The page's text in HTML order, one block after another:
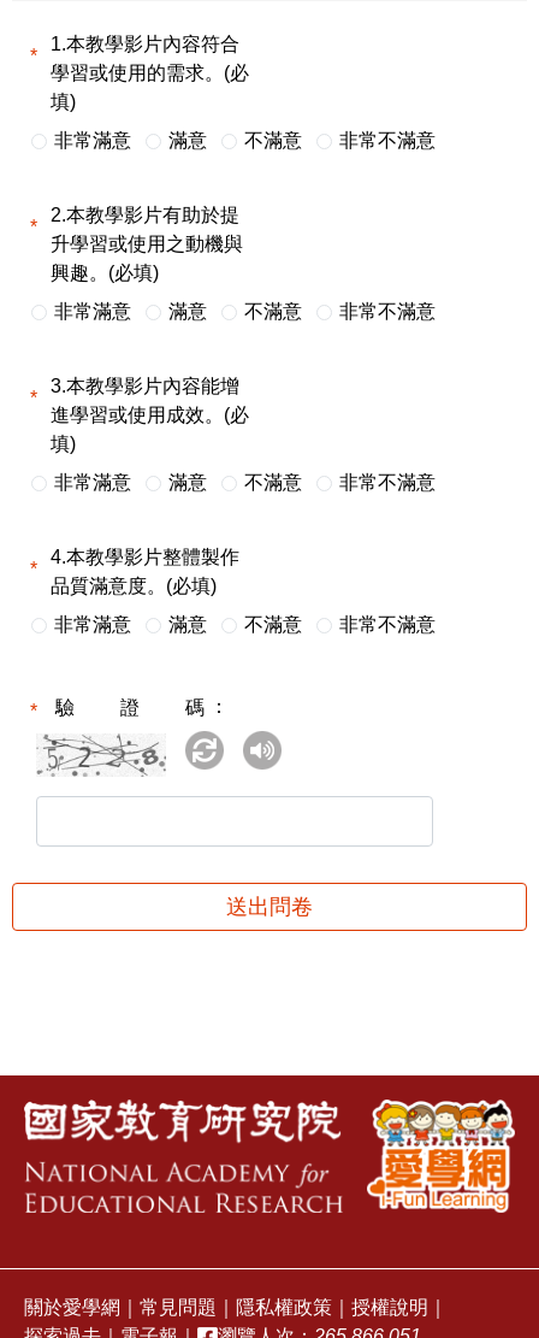
1.本教學影片內容符合
學習或使用的需求。(必
填)
非常滿意
滿意 不滿意 非常不滿意
2.本教學影片有助於提
升學習或使用之動機與
興趣。(必填)
非常滿意
滿意 不滿意 非常不滿意
3.本教學影片內容能增
進學習或使用成效。(必
填)
非常滿意
滿意 不滿意 非常不滿意
4.本教學影片整體製作
品質滿意度。(必填)
非常滿意
滿意 不滿意 非常不滿意
驗證碼
送出問卷
關於愛學網 常見問題 隱私權政策 授權說明